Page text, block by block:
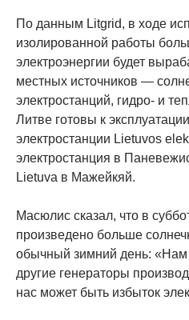
По данным Litgrid, в ходе
изолированной работы
электроэнергии будет
местных источников —
электростанций, гидро- и
Литве готовы к
электростанции Lietuvos
электростанция в
Lietuva в Мажейкяй.
Масюлис сказал, что в
произведено больше
обычный зимний день: «Нам
другие генераторы
нас может быть избыток